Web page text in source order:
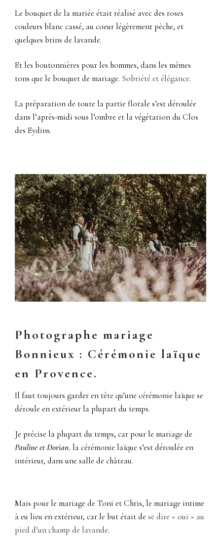
Le bouquet de la mariée était réalisé avec des roses
couleurs blanc cassé, au coeur légèrement pèche, et
quelques brins de lavande.
Et les boutonnières pour les hommes, dans les mêmes
tons que le bouquet de mariage. Sobriété et élégance.
La préparation de toute la partie florale s’est déroulée
dans l’après-midi sous l’ombre et la végétation du Clos
des Eydins.
Photographe mariage
Bonnieux : Cérémonie laïque
en Provence.
Il faut toujours garder en tête qu’une cérémonie laïque se
déroule en extérieur la plupart du temps.
Je précise la plupart du temps, car pour le mariage de
Pauline et Dorian, la cérémonie laïque s’est déroulée en
intérieur, dans une salle de château.
Mais pour le mariage de Toni et Chris, le mariage intime
à eu lieu en extérieur, car le but était de se dire « oui » au
pied d’un champ de lavande.